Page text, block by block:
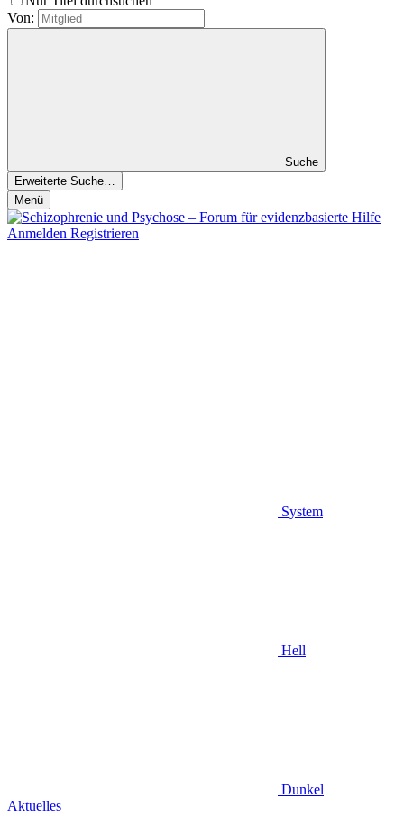
Von:
Suche
Erweiterte Suche…
Menü
Anmelden Registrieren
System
Hell
Dunkel
Aktuelles